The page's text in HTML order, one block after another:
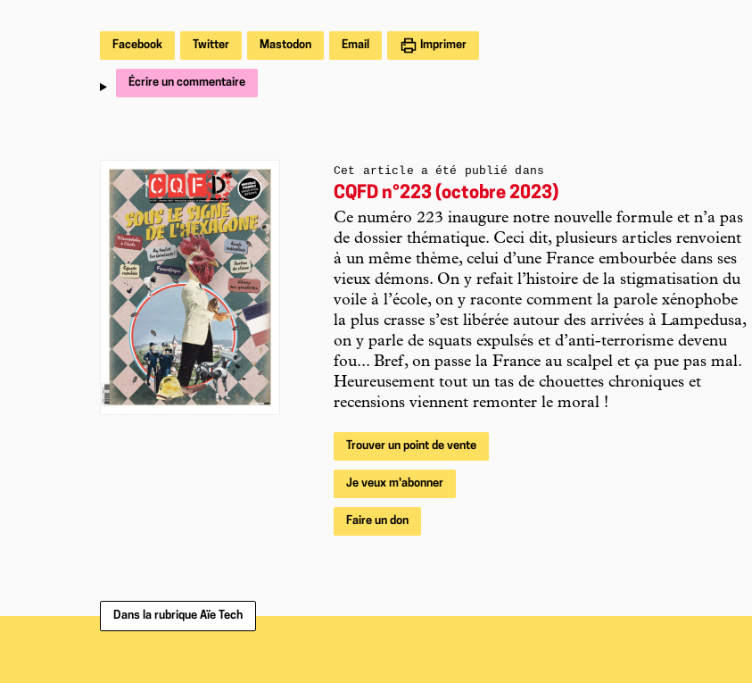
Facebook Twitter Mastodon Email Imprimer
Écrire un commentaire
Cet article a été publié dans
CQFD n°223 (octobre 2023)
Ce numéro 223 inaugure notre nouvelle formule et n’a pas
de dossier thématique. Ceci dit, plusieurs articles renvoient
à un même thème, celui d’une France embourbée dans ses
vieux démons. On y refait l’histoire de la stigmatisation du
voile à l’école, on y raconte comment la parole xénophobe
la plus crasse s’est libérée autour des arrivées à Lampedusa,
on y parle de squats expulsés et d’anti-terrorisme devenu
fou... Bref, on passe la France au scalpel et ça pue pas mal.
Heureusement tout un tas de chouettes chroniques et
recensions viennent remonter le moral !
Trouver un point de vente
Je veux m'abonner
Faire un don
Dans la rubrique Aïe Tech